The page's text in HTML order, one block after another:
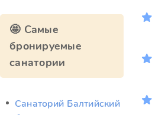
🤩 Самые
бронируемые
санатории
Санаторий Балтийский